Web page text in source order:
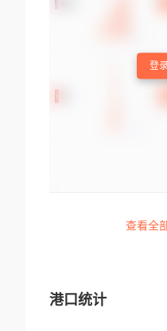
登
查看全
港口统计